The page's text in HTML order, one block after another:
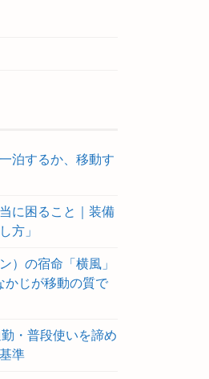
泊するか、移動す
に困ること｜装備
方」
）の宿命「横風」
かじが移動の質で
・普段使いを諦め
準